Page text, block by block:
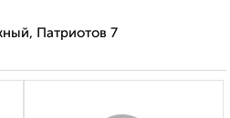
Патриотов 7